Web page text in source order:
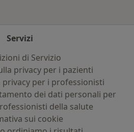
Servizi
di Servizio
privacy per i pazienti
per i professionisti
dei dati personali per
della salute
sui cookie